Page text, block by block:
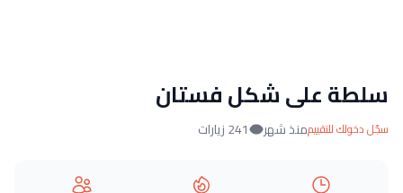
سلطة على شكل فستان
سجّل دخولك للتقييممنذ شهر 241 زيارات